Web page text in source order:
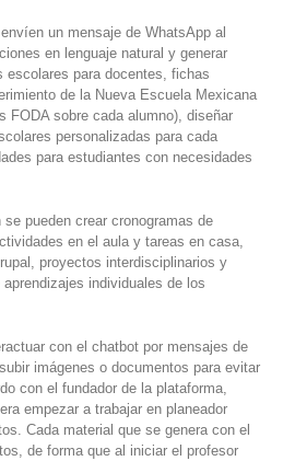
un mensaje de WhatsApp al
en lenguaje natural y generar
escolares para docentes, fichas
de la Nueva Escuela Mexicana
FODA sobre cada alumno), diseñar
personalizadas para cada
para estudiantes con necesidades
pueden crear cronogramas de
en el aula y tareas en casa,
proyectos interdisciplinarios y
individuales de los
con el chatbot por mensajes de
imágenes o documentos para evitar
con el fundador de la plataforma,
empezar a trabajar en planeador
Cada material que se genera con el
de forma que al iniciar el profesor